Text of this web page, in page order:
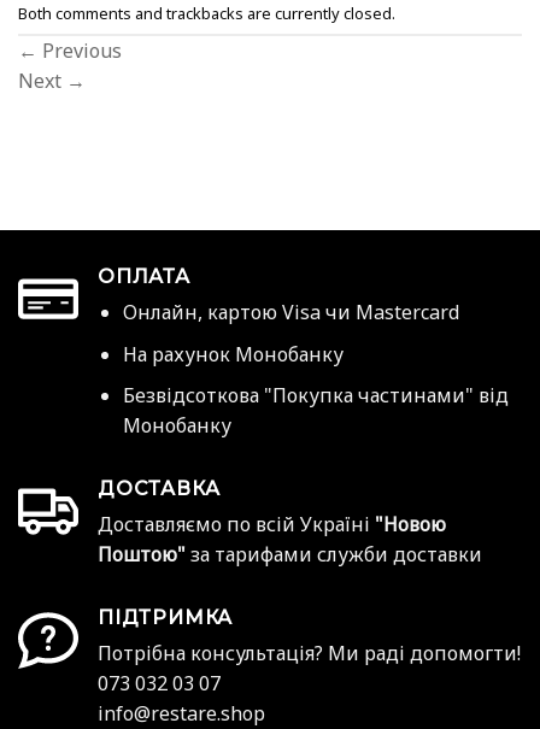
Both comments and trackbacks are currently closed.
← Previous
Next →
ОПЛАТА
Онлайн, картою Visa чи Mastercard
На рахунок Монобанку
Безвідсоткова "Покупка частинами" від
Монобанку
ДОСТАВКА
Доставляємо по всій Україні "Новою
Поштою" за тарифами служби доставки
ПІДТРИМКА
Потрібна консультація? Ми раді допомогти!
073 032 03 07
info@restare.shop